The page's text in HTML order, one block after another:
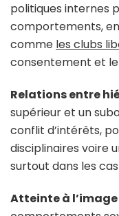
politiques internes
comportements,
comme les clubs
consentement et
Relations entre
supérieur et un
conflit d’intérêts,
disciplinaires voire
surtout dans les
Atteinte à l’image